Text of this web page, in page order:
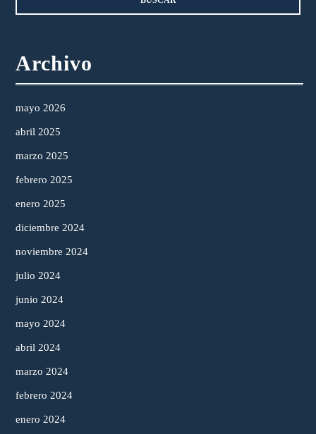
Archivo
mayo 2026
abril 2025
marzo 2025
febrero 2025
enero 2025
diciembre 2024
noviembre 2024
julio 2024
junio 2024
mayo 2024
abril 2024
marzo 2024
febrero 2024
enero 2024